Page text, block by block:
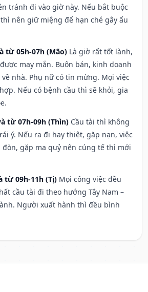
tránh đi vào giờ này. Nếu bắt buộc
nên giữ miệng để hạn ché gây ẩu
từ 05h-07h (Mão) Là giờ rất tốt lành,
may mắn. Buôn bán, kinh doanh
nhà. Phụ nữ có tin mừng. Mọi việc
Nếu có bệnh cầu thì sẽ khỏi, gia
từ 07h-09h (Thìn) Cầu tài thì không
ý. Nếu ra đi hay thiệt, gặp nạn, việc
gặp ma quỷ nên cúng tế thì mới
từ 09h-11h (Tị) Mọi công việc đều
cầu tài đi theo hướng Tây Nam –
Người xuất hành thì đều bình